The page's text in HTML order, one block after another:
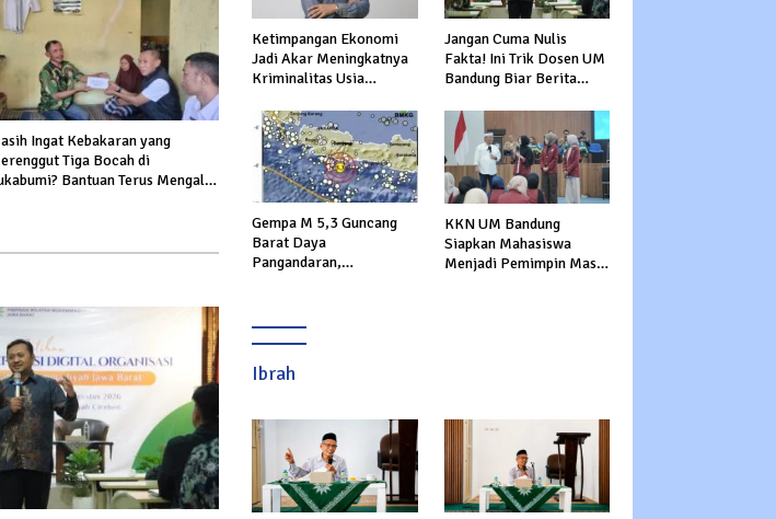
Ingat Kebakaran yang
Tiga Bocah di
Bantuan Terus Mengalir
Ketimpangan Ekonomi
Jadi Akar Meningkatnya
Kriminalitas Usia
Jangan Cuma Nulis
Fakta! Ini Trik Dosen UM
Bandung Biar Berita
Gempa M 5,3 Guncang
Barat Daya
Pangandaran,
KKN UM Bandung
Siapkan Mahasiswa
Menjadi Pemimpin Masa
Ibrah